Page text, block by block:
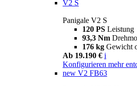
V2 S
Panigale V2 S
120 PS Leistung
93,3 Nm
176 kg Gewicht
Ab 19.190 € i
Konfigurieren mehr
new V2 FB63